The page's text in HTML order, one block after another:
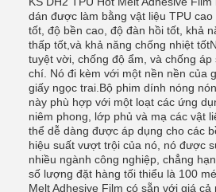
dán được làm bằng vật liệu TPU
tốt, độ bền cao, độ đàn hồi tốt, khả
thấp tốt,và khả năng chống nhiệt
tuyệt vời, chống độ ẩm, và chống
chí. Nó đi kèm với một nền nền của
giấy ngọc trai.Bộ phim dính nóng
này phù hợp với một loạt các ứng
niêm phong, lớp phủ và mạ các vật
thể dễ dàng được áp dụng cho các
hiệu suất vượt trội của nó, nó được
nhiều ngành công nghiệp, chẳng
số lượng đặt hàng tối thiểu là 100
Melt Adhesive Film có sẵn với giá